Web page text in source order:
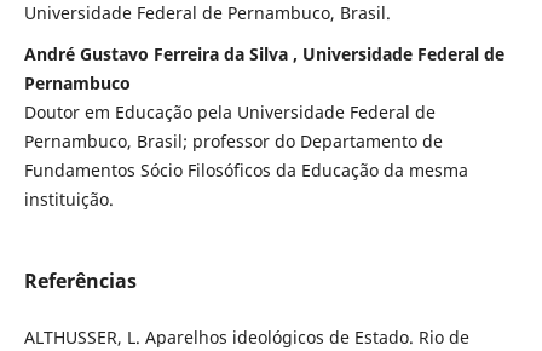
Universidade Federal de Pernambuco, Brasil.
André Gustavo Ferreira da Silva , Universidade Federal de
Pernambuco
Doutor em Educação pela Universidade Federal de
Pernambuco, Brasil; professor do Departamento de
Fundamentos Sócio Filosóficos da Educação da mesma
instituição.
Referências
ALTHUSSER, L. Aparelhos ideológicos de Estado. Rio de